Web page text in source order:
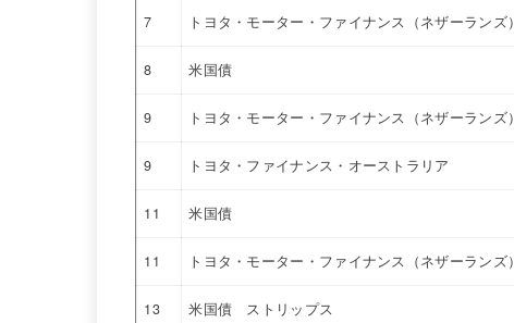
7 トヨタ・モーター・ファイナンス（ネザーランズ）
8 米国債
9 トヨタ・モーター・ファイナンス（ネザーランズ）
9 トヨタ・ファイナンス・オーストラリア
11 米国債
11 トヨタ・モーター・ファイナンス（ネザーランズ）
13 米国債 ストリップス